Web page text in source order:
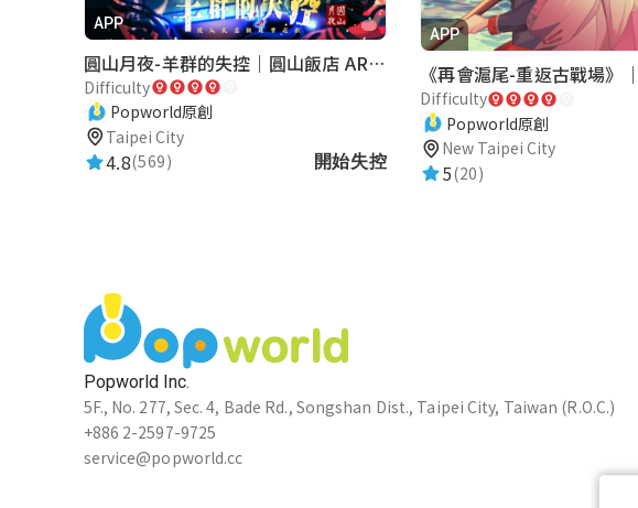
2023-08-19 13:47:27 ★★★★★
認識很多淡水景點
鄭裕桓
2023-07-29 14:09:46
★★★★★
2023-07-29 14:07:38
★★★★★
恭喜發財
陳依都
APP
圓山月夜-羊群的失控｜圓山飯店 ARG實境解謎遊戲
Difficulty
Popworld原創
Taipei City
4.8(569) 開始失控
APP
Difficulty
Popworld原創
New Taipei City
5(20)
Popworld Inc.
5F., No. 277, Sec. 4, Bade Rd., Songshan Dist., Taipei City, Taiwan (R.O.C.)
+886 2-2597-9725
service@popworld.cc